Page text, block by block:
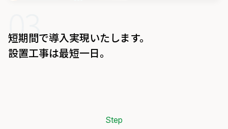
03
短期間で導入実現いたします。
設置工事は最短一日。
Step